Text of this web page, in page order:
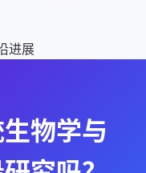
进展
物学与